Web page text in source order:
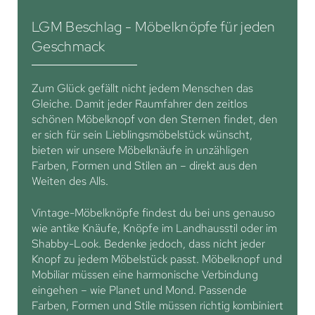
LGM Beschlag - Möbelknöpfe für jeden
Geschmack
Zum Glück gefällt nicht jedem Menschen das
Gleiche. Damit jeder Raumfahrer den zeitlos
schönen Möbelknopf von den Sternen findet, den
er sich für sein Lieblingsmöbelstück wünscht,
bieten wir unsere Möbelknäufe in unzähligen
Farben, Formen und Stilen an – direkt aus den
Weiten des Alls.
Vintage-Möbelknöpfe findest du bei uns genauso
wie antike Knäufe, Knöpfe im Landhausstil oder im
Shabby-Look. Bedenke jedoch, dass nicht jeder
Knopf zu jedem Möbelstück passt. Möbelknopf und
Mobiliar müssen eine harmonische Verbindung
eingehen – wie Planet und Mond. Passende
Farben, Formen und Stile müssen richtig kombiniert